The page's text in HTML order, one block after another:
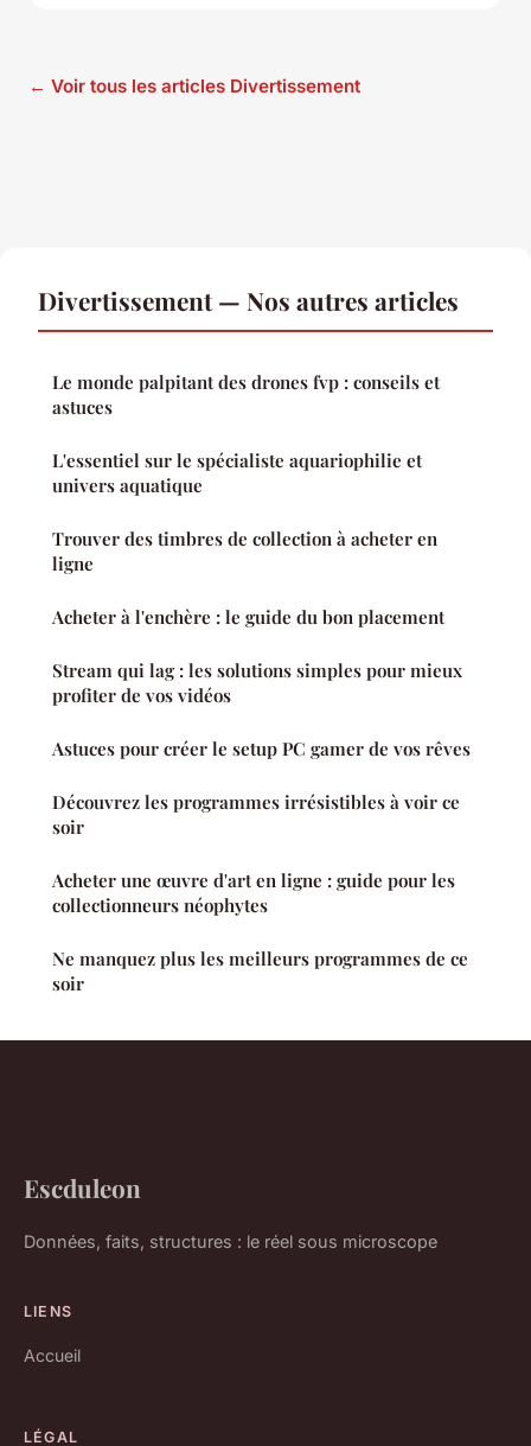
← Voir tous les articles Divertissement
Divertissement — Nos autres articles
Le monde palpitant des drones fvp : conseils et
astuces
L'essentiel sur le spécialiste aquariophilie et
univers aquatique
Trouver des timbres de collection à acheter en
ligne
Acheter à l'enchère : le guide du bon placement
Stream qui lag : les solutions simples pour mieux
profiter de vos vidéos
Astuces pour créer le setup PC gamer de vos rêves
Découvrez les programmes irrésistibles à voir ce
soir
Acheter une œuvre d'art en ligne : guide pour les
collectionneurs néophytes
Ne manquez plus les meilleurs programmes de ce
soir
Escduleon
Données, faits, structures : le réel sous microscope
LIENS
Accueil
LÉGAL